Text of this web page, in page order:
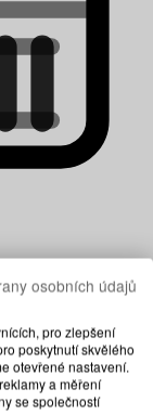
osobních údajů
pro zlepšení
poskytnutí skvělého
otevřené nastavení.
a měření
se společností